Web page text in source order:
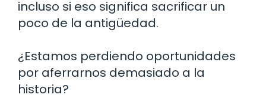
incluso si eso significa sacrificar un
poco de la antigüedad.
¿Estamos perdiendo oportunidades
por aferrarnos demasiado a la
historia?